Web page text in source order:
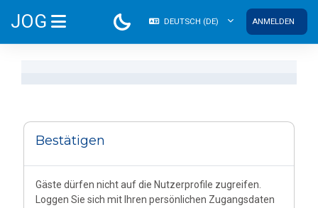
JOG
WEBSITE-ÜBERSICHT
DEUTSCH ‎(DE)‎ ANMELDEN
Bestätigen
Gäste dürfen nicht auf die Nutzerprofile zugreifen.
Loggen Sie sich mit Ihren persönlichen Zugangsdaten